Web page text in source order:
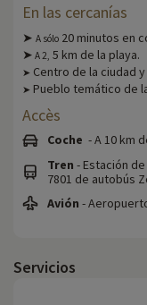
En las cercanías
➤ A sólo 20 minutos en
➤ A2, 5 km de la playa.
➤ Centro de la ciudad
➤ Pueblo temático de
Accès
Coche - A 10 km
Tren - Estación
7801 de autobús
Avión -
Servicios